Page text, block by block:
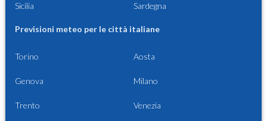
Sicilia Sardegna
Previsioni meteo per le città italiane
Torino Aosta
Genova Milano
Trento Venezia